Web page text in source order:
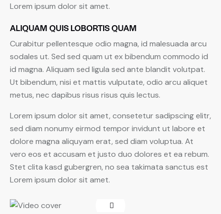
Lorem ipsum dolor sit amet.
ALIQUAM QUIS LOBORTIS QUAM
Curabitur pellentesque odio magna, id malesuada arcu
sodales ut. Sed sed quam ut ex bibendum commodo id
id magna. Aliquam sed ligula sed ante blandit volutpat.
Ut bibendum, nisi et mattis vulputate, odio arcu aliquet
metus, nec dapibus risus risus quis lectus.
Lorem ipsum dolor sit amet, consetetur sadipscing elitr,
sed diam nonumy eirmod tempor invidunt ut labore et
dolore magna aliquyam erat, sed diam voluptua. At
vero eos et accusam et justo duo dolores et ea rebum.
Stet clita kasd gubergren, no sea takimata sanctus est
Lorem ipsum dolor sit amet.